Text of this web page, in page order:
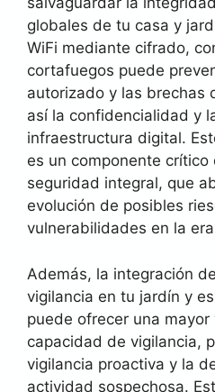
globales de tu casa y
WiFi mediante cifrado,
cortafuegos puede
autorizado y las brechas
así la confidencialidad y
infraestructura digital.
es un componente
seguridad integral, que
evolución de posibles
vulnerabilidades en la
Además, la integración
vigilancia en tu jardín y
puede ofrecer una
capacidad de vigilancia,
vigilancia proactiva y la
actividad sospechosa.